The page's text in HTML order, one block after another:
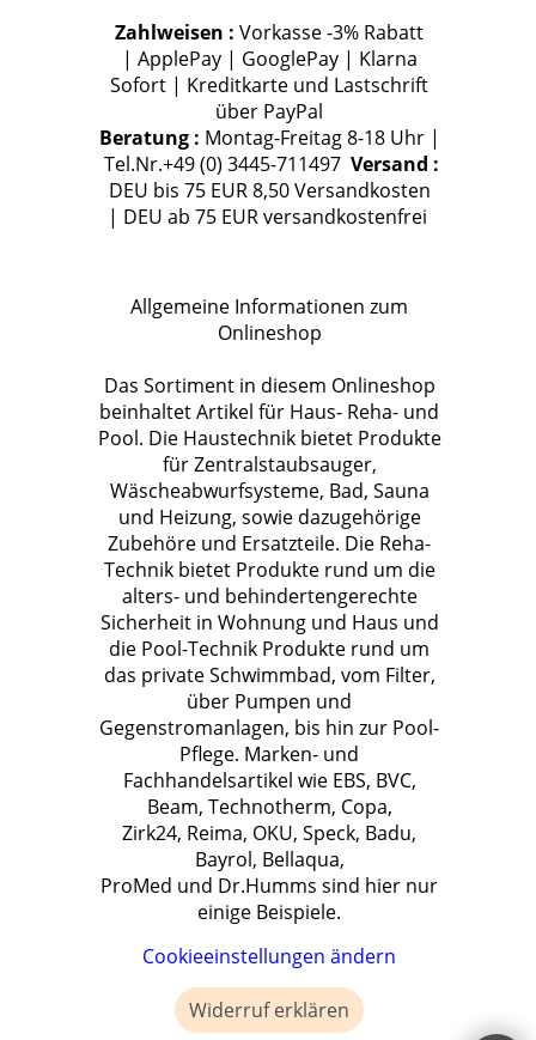
Zahlweisen : Vorkasse -3% Rabatt
| ApplePay | GooglePay | Klarna
Sofort | Kreditkarte und Lastschrift
über PayPal
Beratung : Montag-Freitag 8-18 Uhr |
Tel.Nr.+49 (0) 3445-711497 Versand :
DEU bis 75 EUR 8,50 Versandkosten
| DEU ab 75 EUR versandkostenfrei
Allgemeine Informationen zum
Onlineshop
Das Sortiment in diesem Onlineshop
beinhaltet Artikel für Haus- Reha- und
Pool. Die Haustechnik bietet Produkte
für Zentralstaubsauger,
Wäscheabwurfsysteme, Bad, Sauna
und Heizung, sowie dazugehörige
Zubehöre und Ersatzteile. Die Reha-
Technik bietet Produkte rund um die
alters- und behindertengerechte
Sicherheit in Wohnung und Haus und
die Pool-Technik Produkte rund um
das private Schwimmbad, vom Filter,
über Pumpen und
Gegenstromanlagen, bis hin zur Pool-
Pflege. Marken- und
Fachhandelsartikel wie EBS, BVC,
Beam, Technotherm, Copa,
Zirk24, Reima, OKU, Speck, Badu,
Bayrol, Bellaqua,
ProMed und Dr.Humms sind hier nur
einige Beispiele.
Cookieeinstellungen ändern
Widerruf erklären